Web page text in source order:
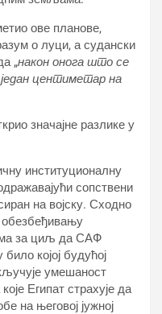
ове планове,
о луци, а судански
„након онога што се
центиметар на
значајне разлике у
институционалну
сопствени
на војску. Сходно
обезбеђивању
за циљ да САФ
којој будућој
умешаност
Египат страхује да
на његовој јужној